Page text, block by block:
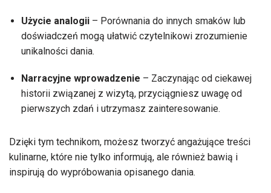
Użycie analogii – Porównania do innych smaków lub
doświadczeń mogą ułatwić czytelnikowi zrozumienie
unikalności dania.
Narracyjne wprowadzenie – Zaczynając od ciekawej
historii związanej z wizytą, przyciągniesz uwagę od
pierwszych zdań i utrzymasz zainteresowanie.
Dzięki tym technikom, możesz tworzyć angażujące treści
kulinarne, które nie tylko informują, ale również bawią i
inspirują do wypróbowania opisanego dania.